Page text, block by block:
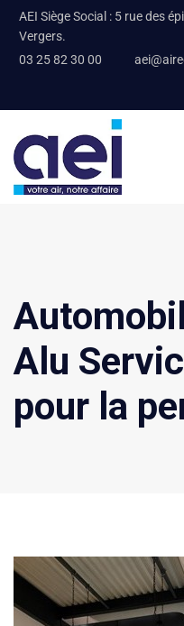
AEI Siège Social : 5 rue des
Vergers.
03 25 82 30 00
Alu
pour la